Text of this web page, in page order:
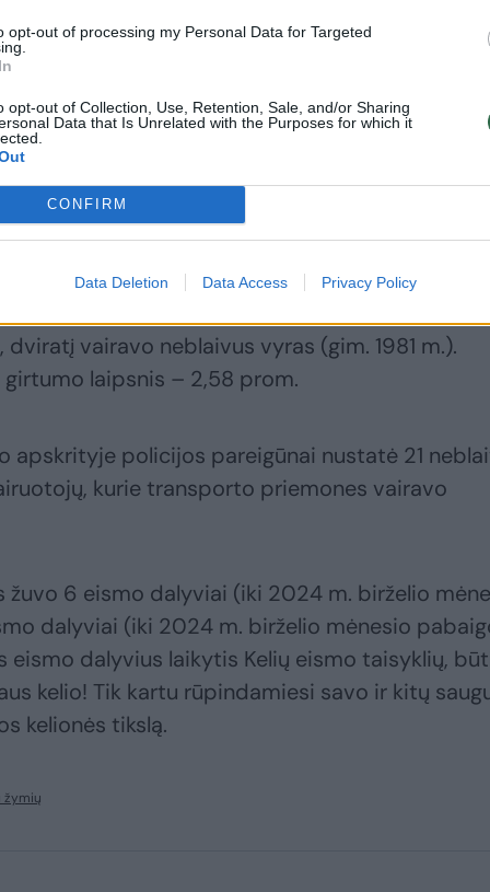
opt-out of processing my Personal Data for Targeted
opt-out of Collection, Use, Retention, Sale, and/or Sharing
Data that Is Unrelated with the Purposes for which it
CONFIRM
Data Deletion Data Access Privacy Policy
įpučia ir 3 promiles
reidai: įspėja, į ką bus
transporto priemones, birželio 22 d. apie
dviratį vairavo neblaivus vyras (gim. 1981 m.).
laipsnis – 2,58 prom.
apskrityje policijos pareigūnai nustatė 21
kurie transporto priemones vairavo
6 eismo dalyviai (iki 2024 m. birželio
dalyviai (iki 2024 m. birželio mėnesio
eismo dalyvius laikytis Kelių eismo taisyklių,
kelio! Tik kartu rūpindamiesi savo ir kitų
kelionės tikslą.
žymių